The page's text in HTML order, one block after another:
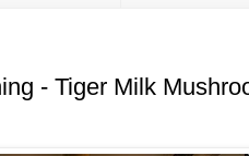
- Tiger Milk